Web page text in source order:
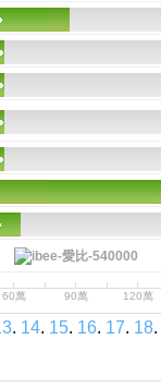
60萬 90萬 120萬
. 14. 15. 16. 17. 18.